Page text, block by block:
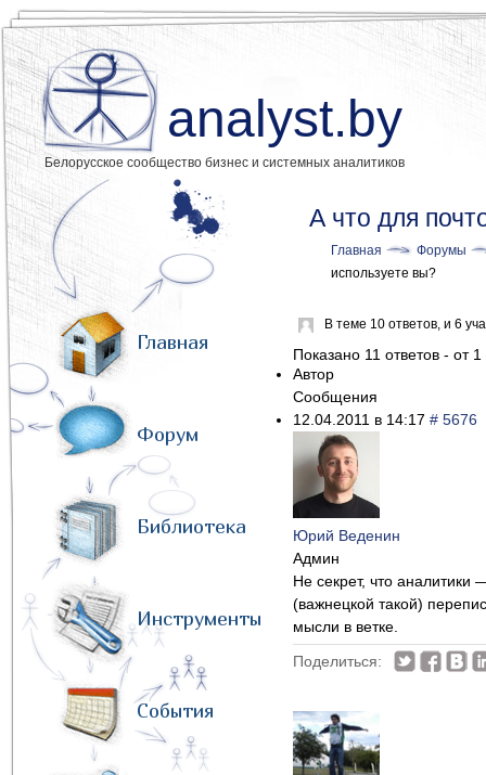
analyst.by
Белорусское сообщество бизнес и системных аналитиков
Главная
Форум
Библиотека
Инструменты
События
А что для
Главная
Форумы
используете вы?
В теме 10 ответов, и 6
Показано 11 ответов - от
Автор
Сообщения
12.04.2011 в 14:17 # 5676
Юрий Веденин
Админ
Не секрет, что
(важнецкой такой)
мысли в ветке.
Поделиться: